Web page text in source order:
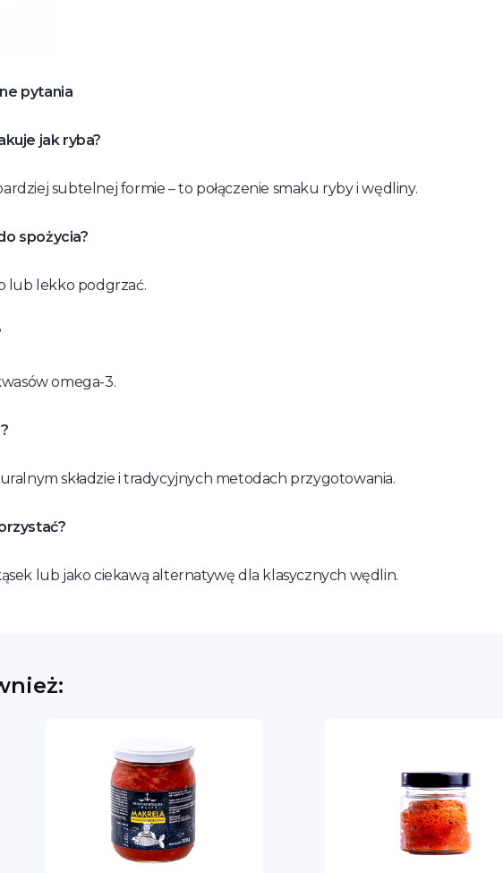
pytania
jak ryba?
subtelnej formie – to połączenie smaku ryby i wędliny.
spożycia?
lub lekko podgrzać.
omega-3.
składzie i tradycyjnych metodach przygotowania.
lub jako ciekawą alternatywę dla klasycznych wędlin.